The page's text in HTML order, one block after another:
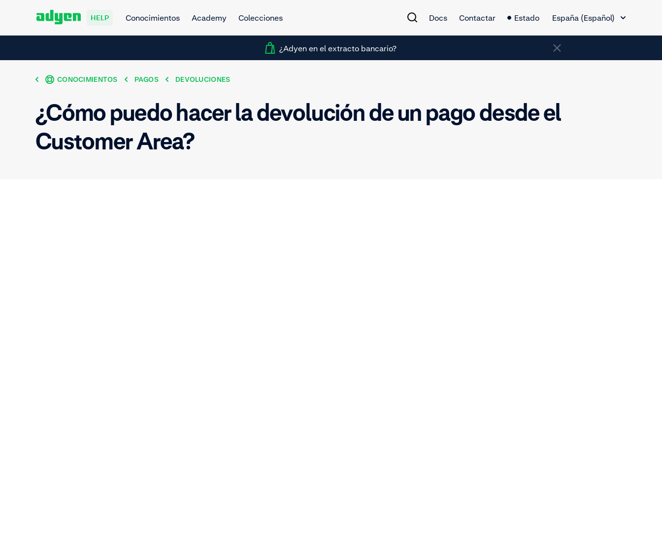
HELP Conocimientos Academy Colecciones Docs Contactar Estado
España (Español)
¿Adyen en el extracto bancario?
CONOCIMIENTOS PAGOS DEVOLUCIONES
¿Cómo puedo hacer la devolución de un pago desde el
Customer Area?